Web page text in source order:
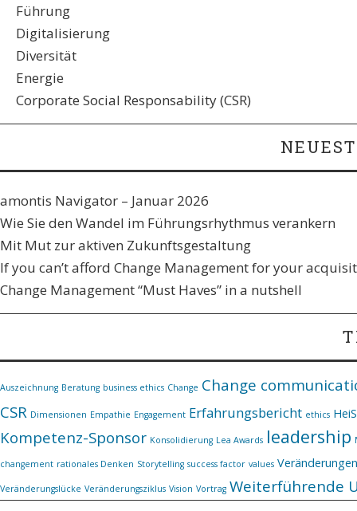
Führung
Digitalisierung
Diversität
Energie
Corporate Social Responsability (CSR)
amontis Navigator – Januar 2026
Wie Sie den Wandel im Führungsrhythmus verankern​
Mit Mut zur aktiven Zukunftsgestaltung
If you can’t afford Change Management for your
Change Management “Must Haves” in a nutshell
Auszeichnung Beratung business ethics Change Change
CSR Dimensionen Empathie Engagement Erfahrungsbericht ethics
Kompetenz-Sponsor Konsolidierung Lea Awards leadership
changement rationales Denken Storytelling success factor values Veränderungen
Veränderungslücke Veränderungsziklus Vision Vortrag Weiterführende